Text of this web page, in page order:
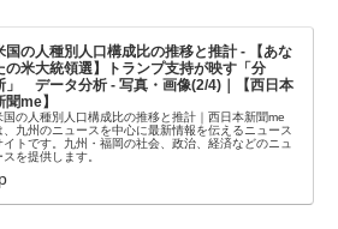
国の人種別人口構成比の推移と推計 - 【あな
の米大統領選】トランプ支持が映す「分
」 データ分析 - 写真・画像(2/4)｜【西日本
聞me】
国の人種別人口構成比の推移と推計｜西日本新聞me
、九州のニュースを中心に最新情報を伝えるニュース
イトです。九州・福岡の社会、政治、経済などのニュ
スを提供します。